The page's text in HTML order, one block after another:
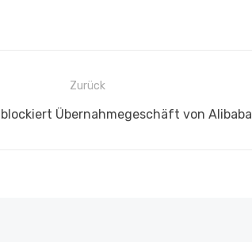
Zurück
Übernahmegeschäft von Alibaba